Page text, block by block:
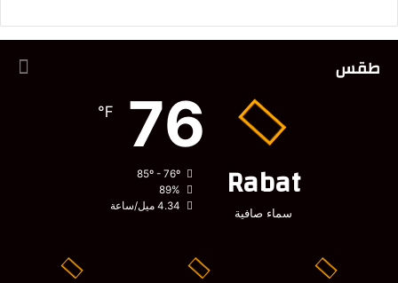
طقس
Rabat
سماء صافية
76
℉
89%
4.34 ميل/ساعة